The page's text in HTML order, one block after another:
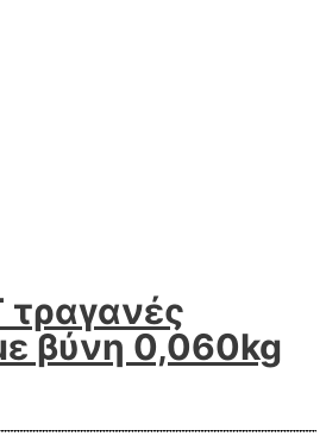
τραγανές
βύνη 0,060kg